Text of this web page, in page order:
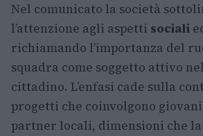
Nel comunicato la società
l’attenzione agli aspetti sociali
richiamando l’importanza del
squadra come soggetto attivo
cittadino. L’enfasi cade sulla
progetti che coinvolgono
partner locali, dimensioni che la